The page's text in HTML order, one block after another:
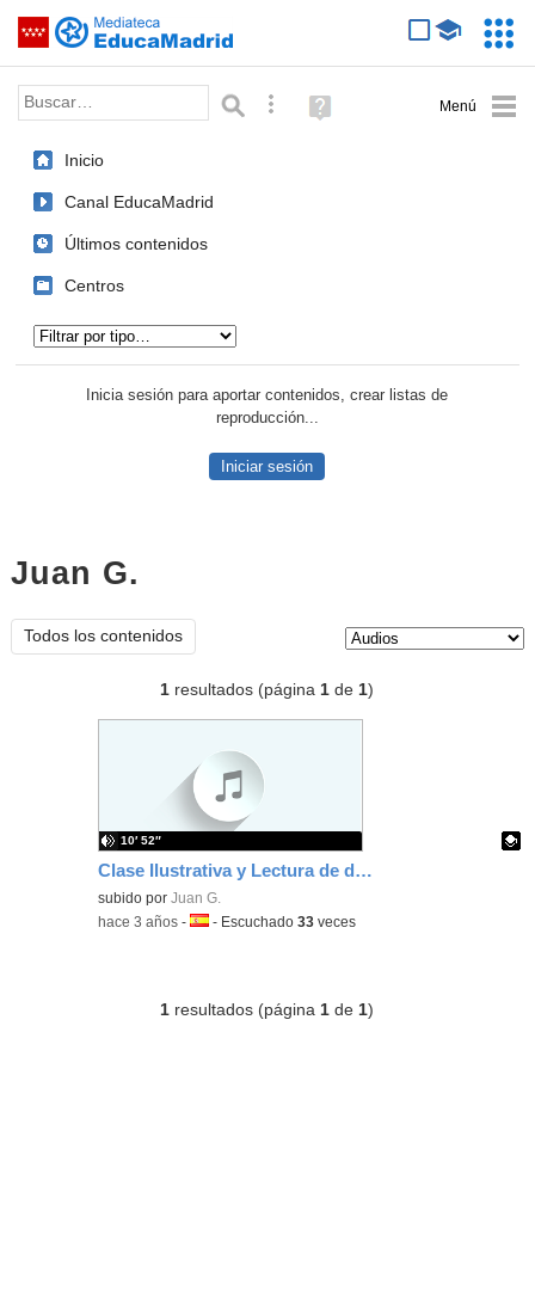
Saltar navegación
Palabra o frase: Búsqueda avanzada
Ayuda
(en
Inicio
Canal EducaMadrid
Últimos contenidos
Centros
Inicia sesión para aportar contenidos, crear listas de
reproducción...
Iniciar sesión
Juan G.
Todos los contenidos
1 resultados (página1 de1)
Clase Ilustrativa y Lectura de dos poemas de José de Espronceda
Contenido educativo.
subido porJuan G.
10′ 52″
-hace 3 años -Idioma:
- Escuchado33 veces
1 resultados (página 1 de 1)